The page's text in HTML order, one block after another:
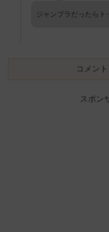
ジャンプラだったらト
コメン
スポン